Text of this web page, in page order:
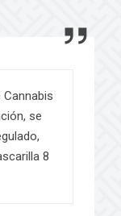
se
8